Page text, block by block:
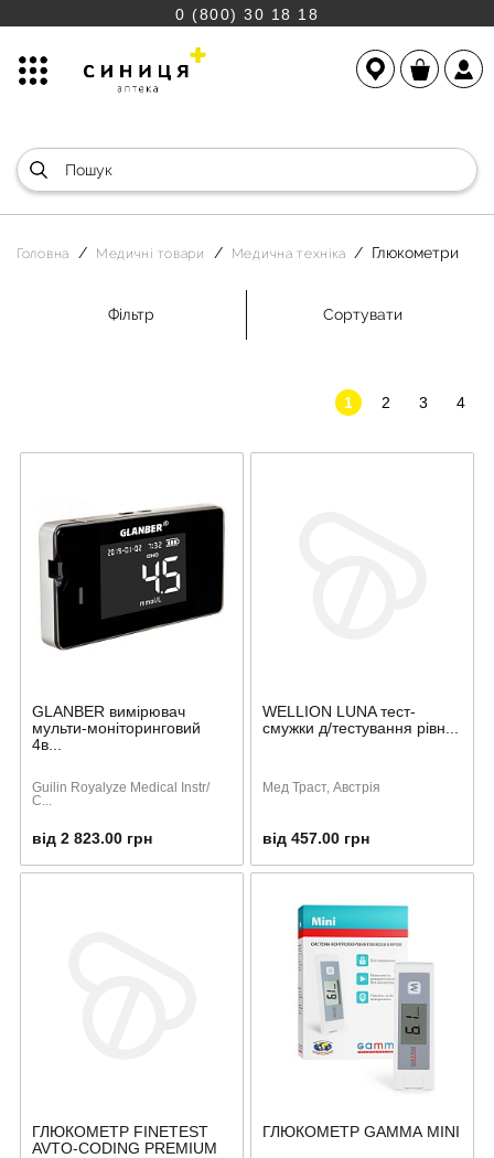
0 (800) 30 18 18
Головна Медичні товари Медична техніка Глюкометри
Фільтр Сортувати
1 2 3 4
GLANBER вимірювач
мульти-моніторинговий
4в...
Guilin Royalyze Medical Instr/
C...
від 2 823.00 грн
WELLION LUNA тест-
смужки д/тестування рівн...
Мед Траст, Австрія
від 457.00 грн
ГЛЮКОМЕТР FINETEST
AVTO-CODING PREMIUM
ГЛЮКОМЕТР GAMMА MINI